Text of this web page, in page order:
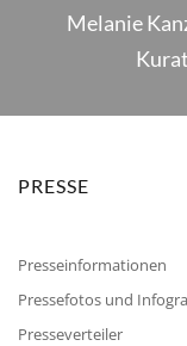
Melanie
PRESSE
Presseinformationen
Pressefotos und
Presseverteiler